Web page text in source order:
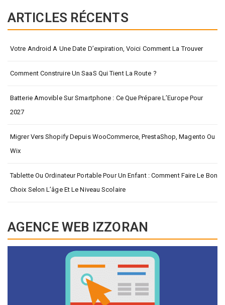
ARTICLES RÉCENTS
Votre Android A Une Date D’expiration, Voici Comment La Trouver
Comment Construire Un SaaS Qui Tient La Route ?
Batterie Amovible Sur Smartphone : Ce Que Prépare L’Europe Pour
2027
Migrer Vers Shopify Depuis WooCommerce, PrestaShop, Magento Ou
Wix
Tablette Ou Ordinateur Portable Pour Un Enfant : Comment Faire Le Bon
Choix Selon L’âge Et Le Niveau Scolaire
AGENCE WEB IZZORAN